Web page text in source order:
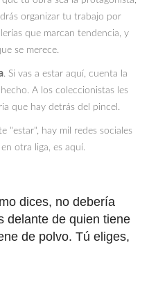
organizar tu trabajo por
que marcan tendencia, y
se merece.
. Si vas a estar aquí, cuenta la
A los coleccionistas les
que hay detrás del pincel.
"estar", hay mil redes sociales
otra liga, es aquí.
dices, no debería
delante de quien tiene
de polvo. Tú eliges,